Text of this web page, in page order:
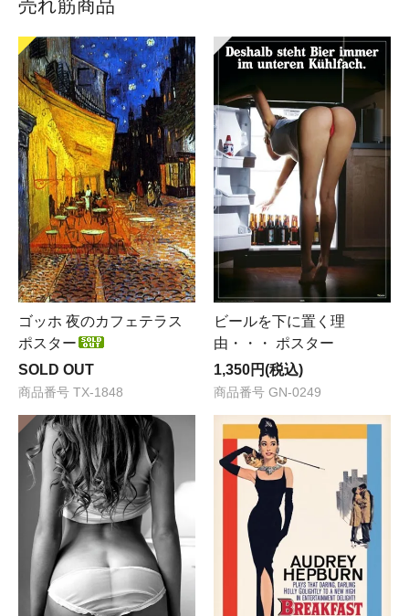
売れ筋商品
ゴッホ 夜のカフェテラス
ポスター
SOLD OUT
商品番号 TX-1848
ビールを下に置く理
由・・・ ポスター
1,350円(税込)
商品番号 GN-0249